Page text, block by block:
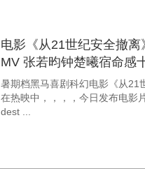
电影《从21世纪安全撤
MV 张若昀钟楚曦宿命感
暑期档黑马喜剧科幻电影《从21
在热映中，，，，今日发布
dest ...